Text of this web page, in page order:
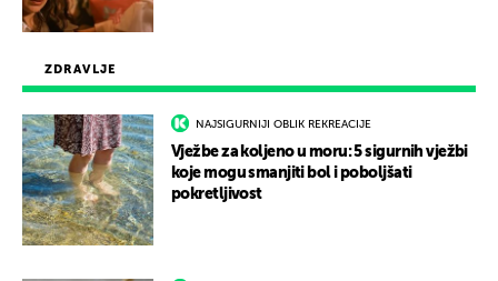
ZDRAVLJE
NAJSIGURNIJI OBLIK REKREACIJE
Vježbe za koljeno u moru: 5 sigurnih vježbi
koje mogu smanjiti bol i poboljšati
pokretljivost